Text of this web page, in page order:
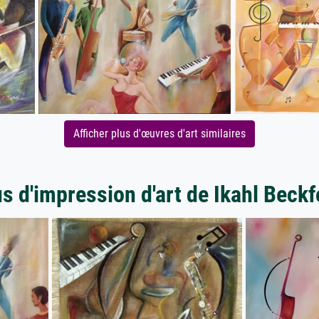
Afficher plus d'œuvres d'art similaires
d'impression d'art de Ikahl